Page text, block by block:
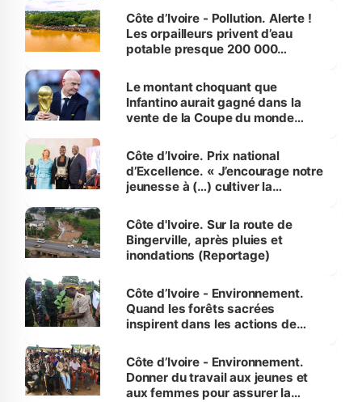
Côte d’Ivoire - Pollution. Alerte !
Les orpailleurs privent d’eau
potable presque 200 000
Le montant choquant que
Infantino aurait gagné dans la
vente de la Coupe du monde
Côte d’Ivoire. Prix national
d’Excellence. « J’encourage notre
jeunesse à (…) cultiver la
(Alassane Ouattara
Côte d'Ivoire. Sur la route de
Bingerville, après pluies et
inondations (Reportage)
Côte d’Ivoire - Environnement.
Quand les forêts sacrées
inspirent dans les actions de
Côte d’Ivoire - Environnement.
Donner du travail aux jeunes et
aux femmes pour assurer la